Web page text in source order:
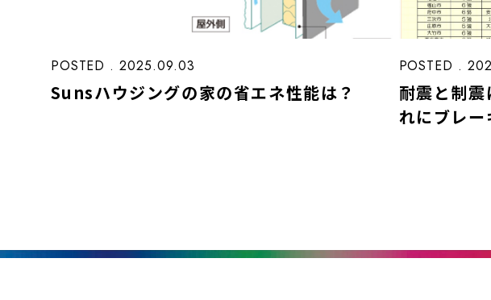
POSTED . 2025.09.03
Sunsハウジングの家の省エネ性能は？
POSTED .
耐震と制
れにブレー